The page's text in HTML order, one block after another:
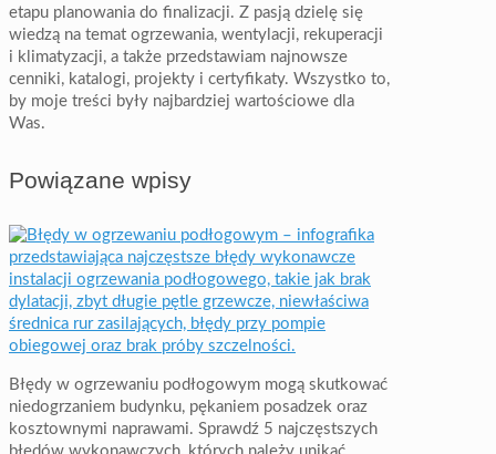
etapu planowania do finalizacji. Z pasją dzielę się
wiedzą na temat ogrzewania, wentylacji, rekuperacji
i klimatyzacji, a także przedstawiam najnowsze
cenniki, katalogi, projekty i certyfikaty. Wszystko to,
by moje treści były najbardziej wartościowe dla
Was.
Powiązane wpisy
Błędy w ogrzewaniu podłogowym mogą skutkować
niedogrzaniem budynku, pękaniem posadzek oraz
kosztownymi naprawami. Sprawdź 5 najczęstszych